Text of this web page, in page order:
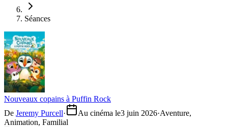
Séances
Nouveaux copains à Puffin Rock
De Jeremy Purcell· Au cinéma le3 juin 2026·Aventure,
Animation, Familial